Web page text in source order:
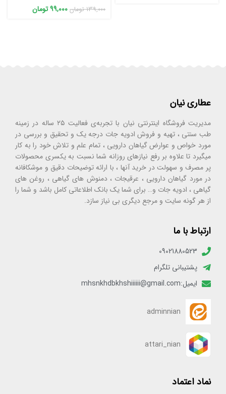
139,000 تومان 99,000تومان
عطاری نیان
مدیریت فروشگاه اینترنتی نیان با تجربه‌ی فعالیت ۲۵ ساله در زمینه
طب سنتی ، تهیه و فروش ادویه جات درجه یک و تحقیق و بررسی در
مورد خواص و عوارض گیاهان دارویی ، تمام علم و تلاش خود را به کار
میگیرد تا علاوه بر رفع نیازهای روزانه شما نسبت به یکسری محصولات
پر مصرف و سهولت در خرید آنها ، با ارائه توضیحات دقیق و موشکافانه
در مورد گیاهان دارویی ، عرقیجات ، دمنوش های گیاهی ، روغن های
گیاهی ، ادویه جات و… برای شما یک بانک اطلاعاتی کامل باشد و شما را
از هر گونه سایت و مرجع دیگری بی نیاز سازد.
ارتباط با ما
09021880523
پشتیبانی تلگرام
ایمیل:mhsnkhdbkhshiiiiii@gmail.com
adminnian
attari_nian
نماد اعتماد